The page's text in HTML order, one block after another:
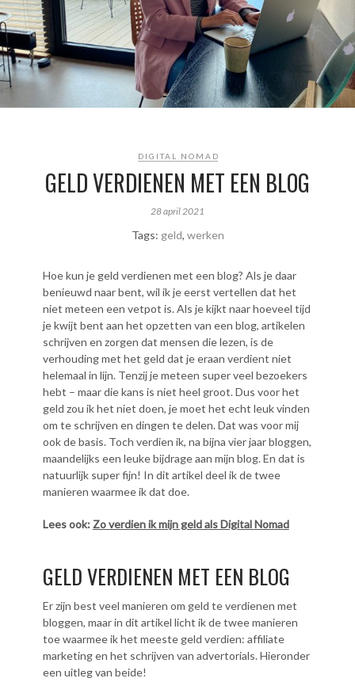
DIGITAL NOMAD
GELD VERDIENEN MET EEN BLOG
28 april 2021
Tags: geld, werken
Hoe kun je geld verdienen met een blog? Als je daar
benieuwd naar bent, wil ik je eerst vertellen dat het
niet meteen een vetpot is. Als je kijkt naar hoeveel tijd
je kwijt bent aan het opzetten van een blog, artikelen
schrijven en zorgen dat mensen die lezen, is de
verhouding met het geld dat je eraan verdient niet
helemaal in lijn. Tenzij je meteen super veel bezoekers
hebt – maar die kans is niet heel groot. Dus voor het
geld zou ik het niet doen, je moet het echt leuk vinden
om te schrijven en dingen te delen. Dat was voor mij
ook de basis. Toch verdien ik, na bijna vier jaar bloggen,
maandelijks een leuke bijdrage aan mijn blog. En dat is
natuurlijk super fijn! In dit artikel deel ik de twee
manieren waarmee ik dat doe.
Lees ook: Zo verdien ik mijn geld als Digital Nomad
GELD VERDIENEN MET EEN BLOG
Er zijn best veel manieren om geld te verdienen met
bloggen, maar in dit artikel licht ik de twee manieren
toe waarmee ik het meeste geld verdien: affiliate
marketing en het schrijven van advertorials. Hieronder
een uitleg van beide!